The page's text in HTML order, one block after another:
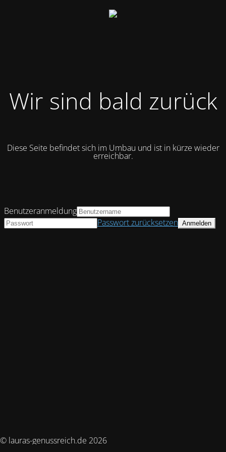
Wir sind bald zurück
Diese Seite befindet sich im Umbau und ist in kürze wieder
erreichbar.
© lauras-genussreich.de 2026
Benutzeranmeldung
Passwort zurücksetzen